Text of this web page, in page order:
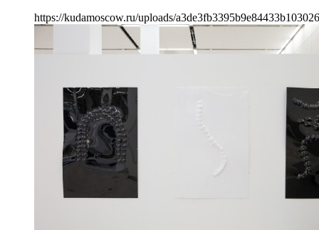
https://kudamoscow.ru/uploads/